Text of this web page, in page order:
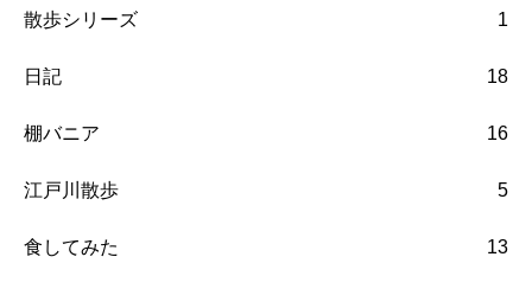
散歩シリーズ 1
日記 18
棚バニア 16
江戸川散歩 5
食してみた 13